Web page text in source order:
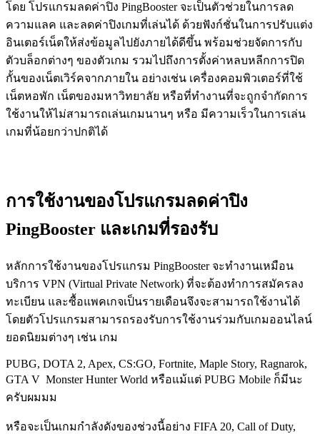
โดย โปรแกรมลดค่าปิง PingBooster จะเป็นตัวช่วยในการลด
ความแลค และลดค่าปิงเกมที่เล่นได้ ด้วยฟังก์ชั่นในการปรับแต่ง
อินเตอร์เน็ตให้ส่งข้อมูลไปยังภายได้ดีขึ้น พร้อมช่วยจัดการกับ
ตัวบล็อกต่างๆ ของตัวเกม รวมไปถึงการตั้งค่าหลบหลีกการปิด
กั้นของเน็ตเวิร์คจากภายใน อย่างเช่น เครื่องคอมพิวเตอร์ที่ใช้
เน็ตหอพัก เน็ตของมหาวิทยาลัย หรือที่ทำงานที่จะถูกจำกัดการ
ใช้งานให้ไม่สามารถเล่นเกมนานๆ หรือ มีความเร็วในการเล่น
เกมที่น้อยกว่าปกติได้
การใช้งานของโปรแกรมลดค่าปิง
PingBooster และเกมที่รองรับ
หลักการใช้งานของโปรแกรม PingBooster จะทำงานเหมือน
บริการ VPN (Virtual Private Network) ที่จะต้องทำการสมัครลง
ทะเบียน และซื้อแพคเกจเป็นรายเดือนจึงจะสามารถใช้งานได้
โดยตัวโปรแกรมสามารถรองรับการใช้งานร่วมกับเกมออนไลน์
ยอดนิยมต่างๆ เช่น เกม
PUBG, DOTA 2, Apex, CS:GO, Fortnite, Maple Story, Ragnarok,
GTA V Monster Hunter World หรือแม้แต่ PUBG Mobile ก็มีนะ
ครับผมมม
หรือจะเป็นเกมกำลังดังของช่วงนี้อย่าง FIFA 20, Call of Duty,